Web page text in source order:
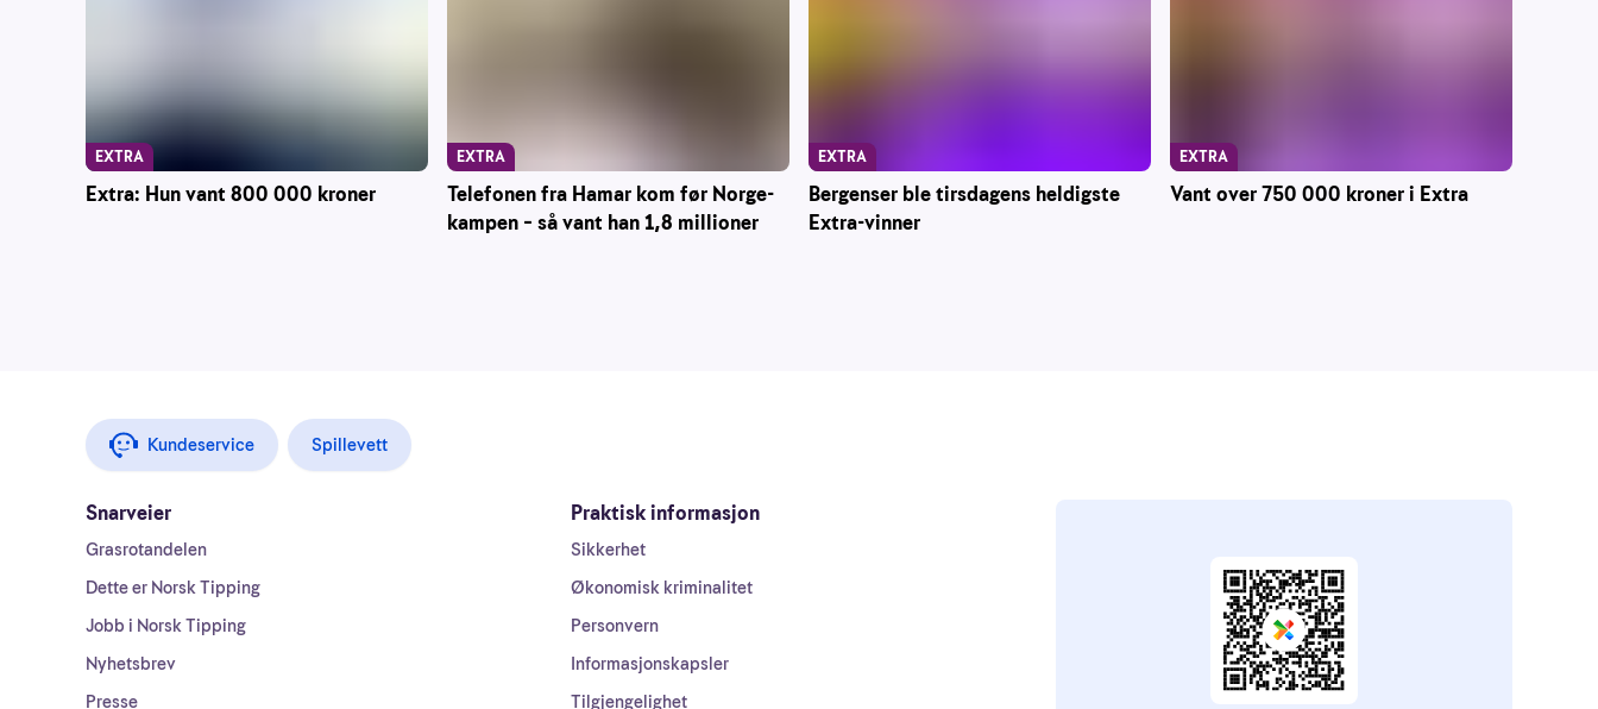
Extra: Hun vant 800 000 kroner
EXTRA
Telefonen fra Hamar kom før Norge-
kampen – så vant han 1,8 millioner
EXTRA
Bergenser ble tirsdagens heldigste
Extra-vinner
EXTRA
Vant over 750 000 kroner i Extra
EXTRA
Kundeservice Spillevett
Snarveier
Grasrotandelen
Dette er Norsk Tipping
Jobb i Norsk Tipping
Nyhetsbrev
Presse
Praktisk informasjon
Sikkerhet
Økonomisk kriminalitet
Personvern
Informasjonskapsler
Tilgjengelighet